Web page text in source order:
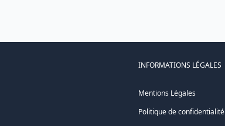
INFORMATIONS LÉGALES
Mentions Légales
Politique de confidentialité